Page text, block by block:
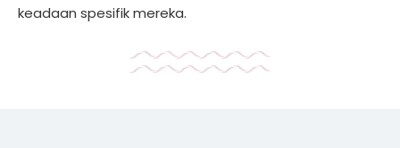
keadaan spesifik mereka.